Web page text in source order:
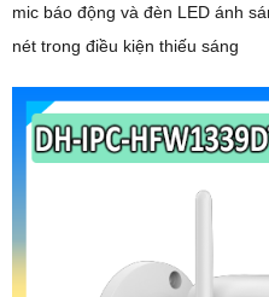
mic báo động và đèn LED ánh
nét trong điều kiện thiếu sáng